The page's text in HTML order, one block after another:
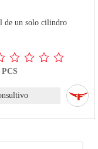
de un solo cilindro